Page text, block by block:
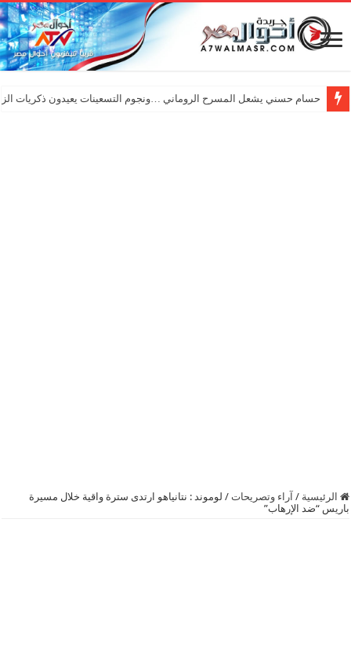
حسام حسني يشعل المسرح الروماني …ونجوم التسعينات يعيدون ذكريات
الرئيسية / آراء وتصريحات / لوموند : نتانياهو ارتدى سترة واقية خلال مسيرة
باريس “ضد الإرهاب”